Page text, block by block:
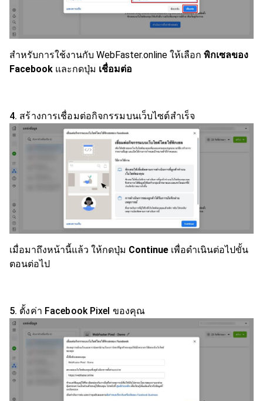
สำหรับการใช้งานกับ WebFaster.online ให้เลือก พิกเซลของ
Facebook และกดปุ่ม เชื่อมต่อ
4. สร้างการเชื่อมต่อกิจกรรมบนเว็บไซต์สำเร็จ
เมื่อมาถึงหน้านี้แล้ว ให้กดปุ่ม Continue เพื่อดำเนินต่อไปขั้น
ตอนต่อไป
5. ตั้งค่า Facebook Pixel ของคุณ